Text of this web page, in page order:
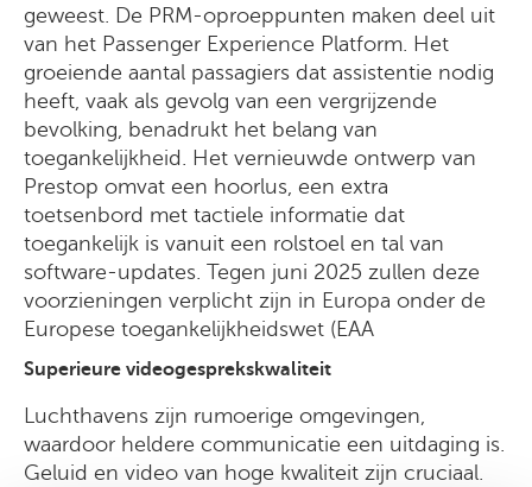
geweest. De PRM-oproeppunten maken deel uit
van het Passenger Experience Platform. Het
groeiende aantal passagiers dat assistentie nodig
heeft, vaak als gevolg van een vergrijzende
bevolking, benadrukt het belang van
toegankelijkheid. Het vernieuwde ontwerp van
Prestop omvat een hoorlus, een extra
toetsenbord met tactiele informatie dat
toegankelijk is vanuit een rolstoel en tal van
software-updates. Tegen juni 2025 zullen deze
voorzieningen verplicht zijn in Europa onder de
Europese toegankelijkheidswet (EAA
Superieure videogesprekskwaliteit
Luchthavens zijn rumoerige omgevingen,
waardoor heldere communicatie een uitdaging is.
Geluid en video van hoge kwaliteit zijn cruciaal.